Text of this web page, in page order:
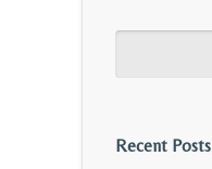
Recent Posts